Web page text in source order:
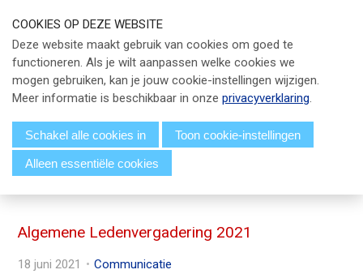
Our Phone Number:
033 - 247 34 66 Our Email Address:
info@eicpc.nl
Menu
Algemene Ledenvergadering 2021
18 juni 2021 Communicatie
Actueel
Public Controlling
Permanente Educatie
TPC Online
Voor Leden
Over EICPC
COOKIES OP DEZE WEBSITE
Deze website maakt gebruik van cookies om goed te
functioneren. Als je wilt aanpassen welke cookies we
mogen gebruiken, kan je jouw cookie-instellingen wijzigen.
Meer informatie is beschikbaar in onze privacyverklaring.
Schakel alle cookies in Toon cookie-instellingen
Alleen essentiële cookies